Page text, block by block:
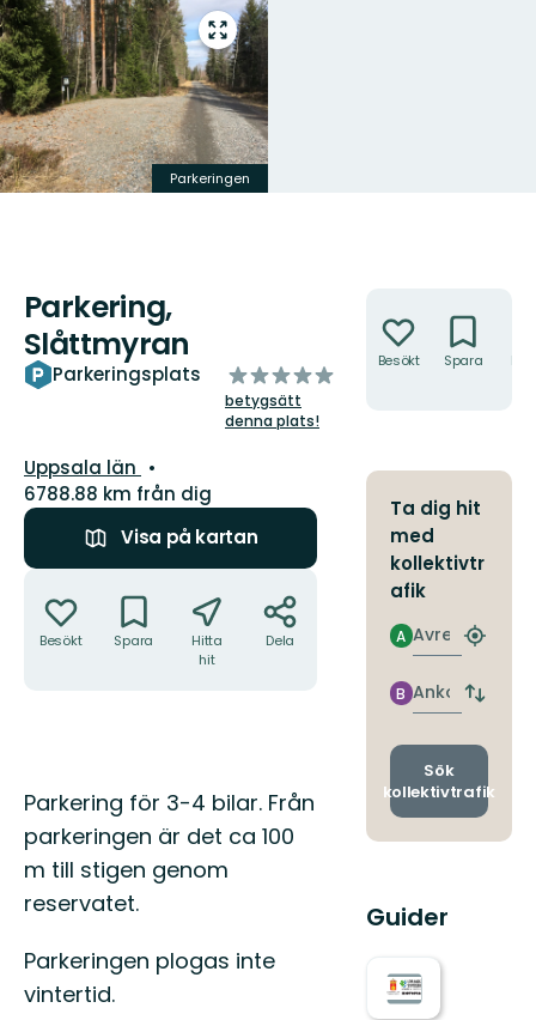
Gå
till
helskärmsläge
Parkeringen
Parkering,
Slåttmyran
Parkeringsplats
av
5
stjärnor
betygsätt
denna plats!
Län:
Uppsala län
6788.88 km från dig
Visa på kartan
Besökt Spara
Hitta
hit
Dela
Beskrivning
Parkering för 3-4 bilar. Från
parkeringen är det ca 100
m till stigen genom
reservatet.
Parkeringen plogas inte
vintertid.
Besökt Spara
Ta dig hit
med
kollektivtr
afik
Avresa
A
Hitta
Ankomst
B
Byt
och
Sök
kollektivtrafik
Guider